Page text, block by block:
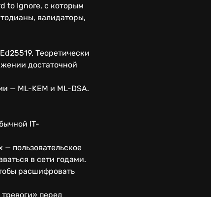
to Ignore, с которым
валидаторы,
Теоретически
достаточной
— ML-KEM и ML-DSA.
IT-
пользовательское
в сети годами.
расшифровать
перед